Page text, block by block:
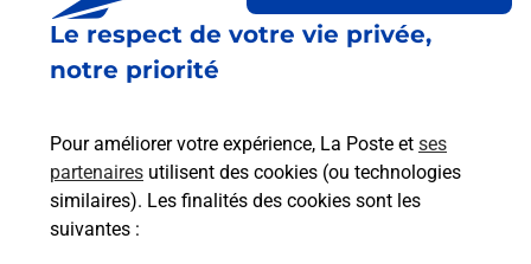
Le respect de votre vie privée,
notre priorité
Pour améliorer votre expérience, La Poste et ses
partenaires utilisent des cookies (ou technologies
similaires). Les finalités des cookies sont les
suivantes :